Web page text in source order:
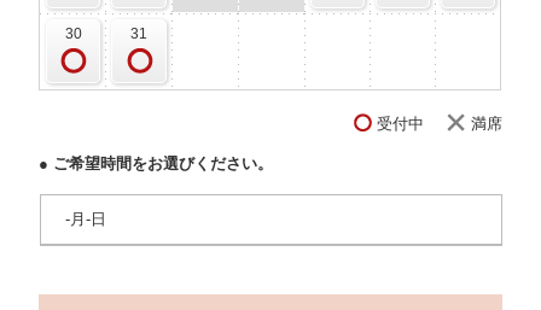
30 31
受付中 満席
● ご希望時間をお選びください。
-月-日